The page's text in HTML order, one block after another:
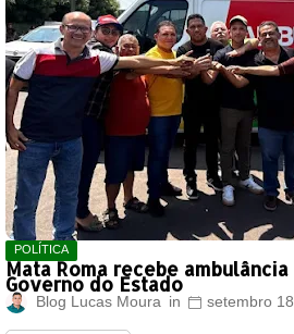
POLÍTICA
Mata Roma recebe
Governo do Estado
Blog Lucas Moura setembro